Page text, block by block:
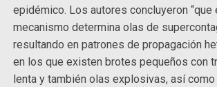
epidémico. Los autores concluyeron “que
mecanismo determina olas de
resultando en patrones de propagación
en los que existen brotes pequeños con
lenta y también olas explosivas, así como